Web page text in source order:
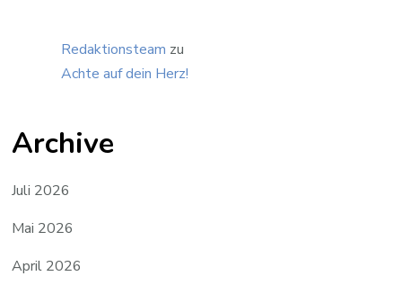
Redaktionsteam zu
Achte auf dein Herz!
Archive
Juli 2026
Mai 2026
April 2026